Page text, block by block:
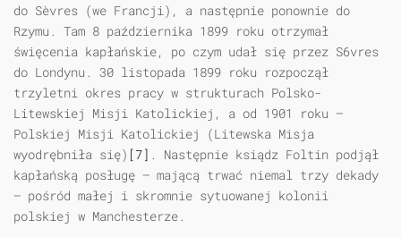
do Sèvres (we Francji), a następnie ponownie do
Rzymu. Tam 8 października 1899 roku otrzymał
święcenia kapłańskie, po czym udał się przez S6vres
do Londynu. 30 listopada 1899 roku rozpoczął
trzyletni okres pracy w strukturach Polsko-
Litewskiej Misji Katolickiej, a od 1901 roku —
Polskiej Misji Katolickiej (Litewska Misja
wyodrębniła się) [7] . Następnie ksiądz Foltin podjął
kapłańską posługę — mającą trwać niemal trzy dekady
— pośród małej i skromnie sytuowanej kolonii
polskiej w Manchesterze.